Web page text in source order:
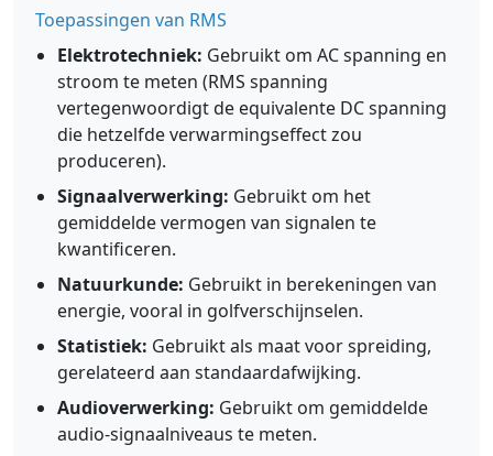
Toepassingen van RMS
Elektrotechniek: Gebruikt om AC spanning en
stroom te meten (RMS spanning
vertegenwoordigt de equivalente DC spanning
die hetzelfde verwarmingseffect zou
produceren).
Signaalverwerking: Gebruikt om het
gemiddelde vermogen van signalen te
kwantificeren.
Natuurkunde: Gebruikt in berekeningen van
energie, vooral in golfverschijnselen.
Statistiek: Gebruikt als maat voor spreiding,
gerelateerd aan standaardafwijking.
Audioverwerking: Gebruikt om gemiddelde
audio-signaalniveaus te meten.